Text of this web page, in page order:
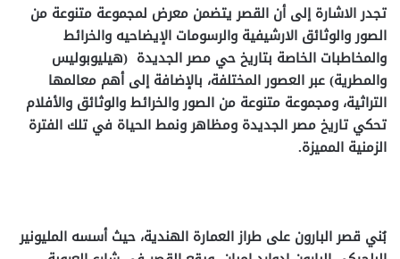
تجدر الاشارة إلى أن القصر يتضمن معرض لمجموعة متنوعة من
الصور والوثائق الارشيفية والرسومات الإيضاحيه والخرائط
والمخاطبات الخاصة بتاريخ حي مصر الجديدة (هيليوبوليس
والمطرية) عبر العصور المختلفة، بالإضافة إلى أهم معالمها
التراثية، ومجموعة متنوعة من الصور والخرائط والوثائق والأفلام
تحكي تاريخ مصر الجديدة ومظاهر ونمط الحياة في تلك الفترة
الزمنية المميزة.
بُني قصر البارون على طراز العمارة الهندية، حيث أسسه المليونير